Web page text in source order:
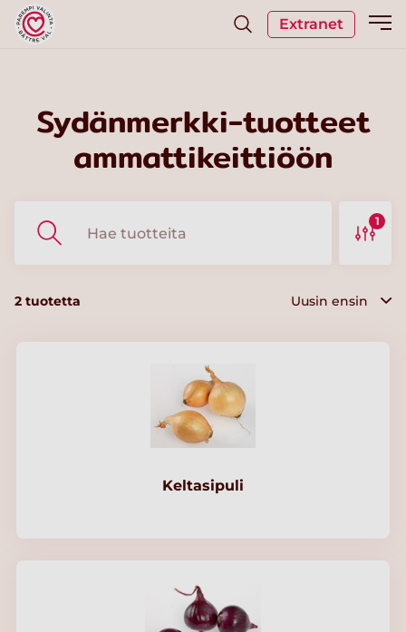
Extranet
Sydänmerkki-tuotteet
ammattikeittiöön
1
2 tuotetta
Keltasipuli